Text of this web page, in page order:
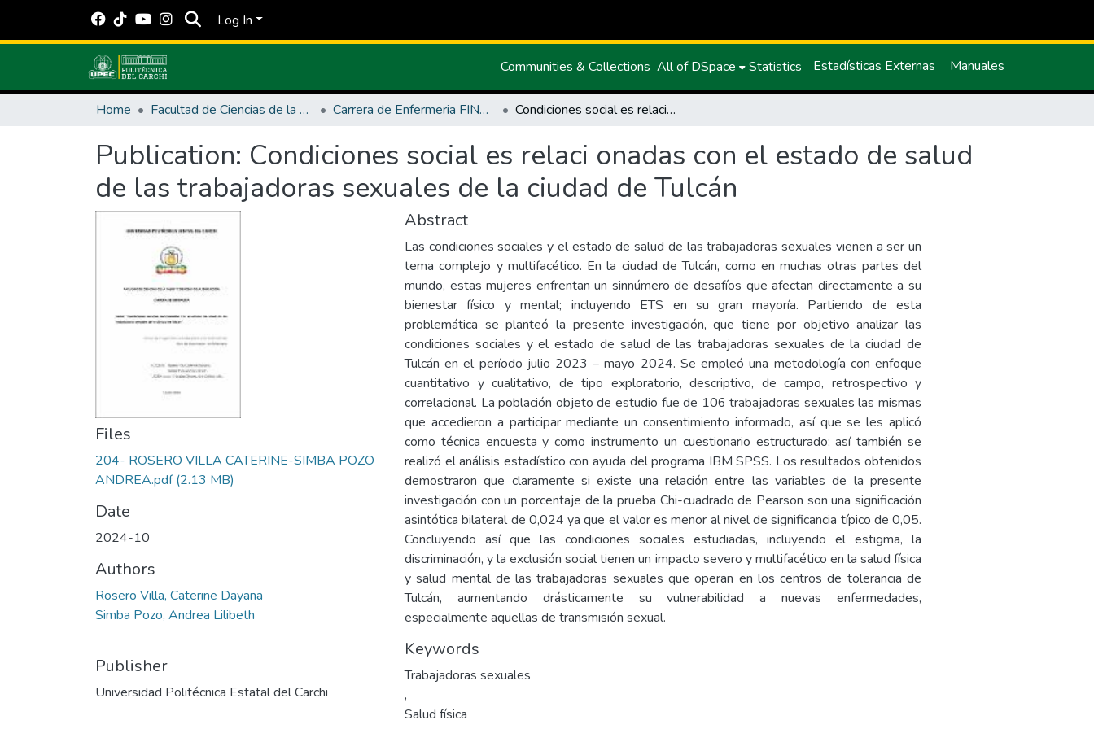
Log In
Communities & Collections All of DSpace Statistics Estadísticas Externas Manuales
Home Facultad de Ciencias de la Salud y Educación Carrera de Enfermeria FINAL Condiciones social es relaci onadas con el estado de salud de las trabajadoras sexuales de la ciudad de Tulcán
Publication: Condiciones social es relaci onadas con el estado de salud
de las trabajadoras sexuales de la ciudad de Tulcán
Files
204- ROSERO VILLA CATERINE-SIMBA POZO
ANDREA.pdf(2.13 MB)
Date
2024-10
Authors
Rosero Villa, Caterine Dayana
Simba Pozo, Andrea Lilibeth
Publisher
Universidad Politécnica Estatal del Carchi
Abstract
Las condiciones sociales y el estado de salud de las trabajadoras sexuales vienen a ser un
tema complejo y multifacético. En la ciudad de Tulcán, como en muchas otras partes del
mundo, estas mujeres enfrentan un sinnúmero de desafíos que afectan directamente a su
bienestar físico y mental; incluyendo ETS en su gran mayoría. Partiendo de esta
problemática se planteó la presente investigación, que tiene por objetivo analizar las
condiciones sociales y el estado de salud de las trabajadoras sexuales de la ciudad de
Tulcán en el período julio 2023 – mayo 2024. Se empleó una metodología con enfoque
cuantitativo y cualitativo, de tipo exploratorio, descriptivo, de campo, retrospectivo y
correlacional. La población objeto de estudio fue de 106 trabajadoras sexuales las mismas
que accedieron a participar mediante un consentimiento informado, así que se les aplicó
como técnica encuesta y como instrumento un cuestionario estructurado; así también se
realizó el análisis estadístico con ayuda del programa IBM SPSS. Los resultados obtenidos
demostraron que claramente si existe una relación entre las variables de la presente
investigación con un porcentaje de la prueba Chi-cuadrado de Pearson son una significación
asintótica bilateral de 0,024 ya que el valor es menor al nivel de significancia típico de 0,05.
Concluyendo así que las condiciones sociales estudiadas, incluyendo el estigma, la
discriminación, y la exclusión social tienen un impacto severo y multifacético en la salud física
y salud mental de las trabajadoras sexuales que operan en los centros de tolerancia de
Tulcán, aumentando drásticamente su vulnerabilidad a nuevas enfermedades,
especialmente aquellas de transmisión sexual.
Keywords
Trabajadoras sexuales
,
Salud física